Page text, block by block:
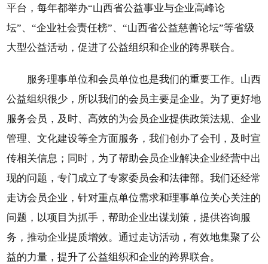
平台，每年都举办“山西省公益事业与企业高峰论
坛”、“企业社会责任榜”、“山西省公益慈善论坛”等省级
大型公益活动，促进了公益组织和企业的跨界联合。
服务理事单位和会员单位也是我们的重要工作。山西
公益组织很少，所以我们的会员主要是企业。为了更好地
服务会员，及时、高效的为会员企业提供政策法规、企业
管理、文化建设等全方面服务，我们创办了会刊，及时宣
传相关信息；同时，为了帮助会员企业解决企业经营中出
现的问题，专门成立了专家委员会和法律部。我们还经常
走访会员企业，针对重点单位需求和理事单位关心关注的
问题，以项目为抓手，帮助企业出谋划策，提供咨询服
务，推动企业提质增效。通过走访活动，有效地集聚了公
益的力量，提升了公益组织和企业的跨界联合。